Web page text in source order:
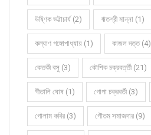
উষ্ণিক ভট্টাচার্য (2) ঋতশ্রী মান্না (1)
কল্যাণ গঙ্গোপাধ্যায় (1) কাজল দত্ত (4)
কেতকী বসু (3) কৌশিক চক্রবর্ত্তী (21)
গীতালি ঘোষ (1) গোপা চক্রবর্তী (3)
গোলাম কবির (3) গৌতম সমাজদার (9)